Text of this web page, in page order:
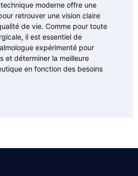
moderne offre une
retrouver une vision claire
de vie. Comme pour toute
il est essentiel de
expérimenté pour
et déterminer la meilleure
en fonction des besoins